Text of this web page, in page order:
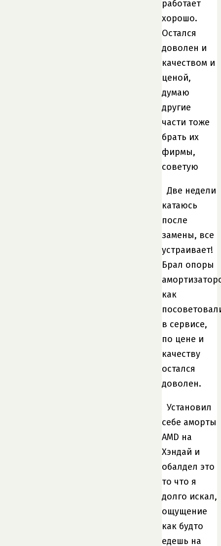
работает
хорошо.
Остался
доволен и
качеством и
ценой,
думаю
другие
части тоже
брать их
фирмы,
советую
Две недели
катаюсь
после
замены, все
устраивает!
Брал опоры
как
в сервисе,
по цене и
качеству
остался
доволен.
Установил
себе аморты
AMD на
Хэндай и
обалдел это
то что я
долго искал,
ощущение
как будто
едешь на